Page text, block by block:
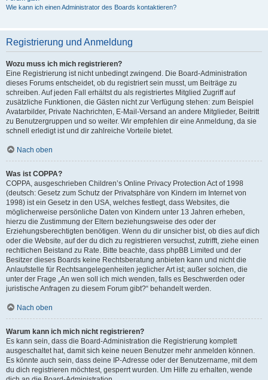
Wie kann ich einen Administrator des Boards kontaktieren?
Registrierung und Anmeldung
Wozu muss ich mich registrieren?
Eine Registrierung ist nicht unbedingt zwingend. Die Board-Administration
dieses Forums entscheidet, ob du registriert sein musst, um Beiträge zu
schreiben. Auf jeden Fall erhältst du als registriertes Mitglied Zugriff auf
zusätzliche Funktionen, die Gästen nicht zur Verfügung stehen: zum Beispiel
Avatarbilder, Private Nachrichten, E-Mail-Versand an andere Mitglieder, Beitritt
zu Benutzergruppen und so weiter. Wir empfehlen dir eine Anmeldung, da sie
schnell erledigt ist und dir zahlreiche Vorteile bietet.
Nach oben
Was ist COPPA?
COPPA, ausgeschrieben Children’s Online Privacy Protection Act of 1998
(deutsch: Gesetz zum Schutz der Privatsphäre von Kindern im Internet von
1998) ist ein Gesetz in den USA, welches festlegt, dass Websites, die
möglicherweise persönliche Daten von Kindern unter 13 Jahren erheben,
hierzu die Zustimmung der Eltern beziehungsweise des oder der
Erziehungsberechtigten benötigen. Wenn du dir unsicher bist, ob dies auf dich
oder die Website, auf der du dich zu registrieren versuchst, zutrifft, ziehe einen
rechtlichen Beistand zu Rate. Bitte beachte, dass phpBB Limited und der
Besitzer dieses Boards keine Rechtsberatung anbieten kann und nicht die
Anlaufstelle für Rechtsangelegenheiten jeglicher Art ist; außer solchen, die
unter der Frage „An wen soll ich mich wenden, falls es Beschwerden oder
juristische Anfragen zu diesem Forum gibt?“ behandelt werden.
Nach oben
Warum kann ich mich nicht registrieren?
Es kann sein, dass die Board-Administration die Registrierung komplett
ausgeschaltet hat, damit sich keine neuen Benutzer mehr anmelden können.
Es könnte auch sein, dass deine IP-Adresse oder der Benutzername, mit dem
du dich registrieren möchtest, gesperrt wurden. Um Hilfe zu erhalten, wende